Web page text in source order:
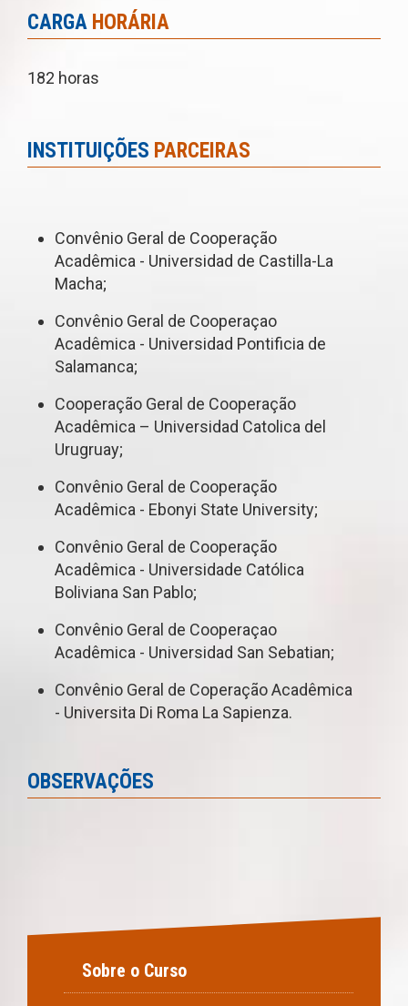
CARGA HORÁRIA
182 horas
INSTITUIÇÕES PARCEIRAS
Convênio Geral de Cooperação
Acadêmica - Universidad de Castilla-La
Macha;
Convênio Geral de Cooperaçao
Acadêmica - Universidad Pontificia de
Salamanca;
Cooperação Geral de Cooperação
Acadêmica – Universidad Catolica del
Urugruay;
Convênio Geral de Cooperação
Acadêmica - Ebonyi State University;
Convênio Geral de Cooperação
Acadêmica - Universidade Católica
Boliviana San Pablo;
Convênio Geral de Cooperaçao
Acadêmica - Universidad San Sebatian;
Convênio Geral de Coperação Acadêmica
- Universita Di Roma La Sapienza.
OBSERVAÇÕES
Sobre o Curso